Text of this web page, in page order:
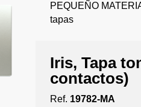
PEQUEÑO
tapas
Iris, Tapa
contactos)
Ref. 19782-MA